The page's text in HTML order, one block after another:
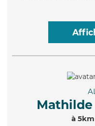
Mathilde
à